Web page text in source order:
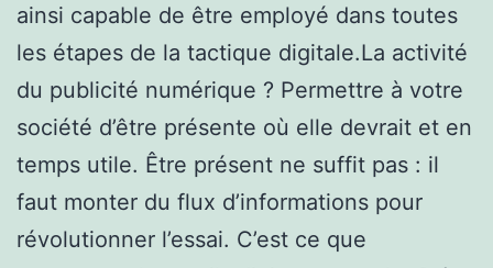
ainsi capable de être employé dans toutes
les étapes de la tactique digitale.La activité
du publicité numérique ? Permettre à votre
société d’être présente où elle devrait et en
temps utile. Être présent ne suffit pas : il
faut monter du flux d’informations pour
révolutionner l’essai. C’est ce que